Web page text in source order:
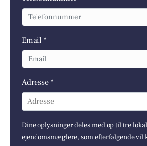
Email *
Adresse *
Adresse
Dine oplysninger deles med op til tre
ejendomsmæglere, som efterfølgende vil